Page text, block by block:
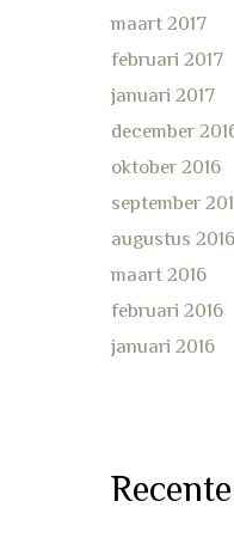
maart 2017
februari 2017
januari 2017
december
oktober 2016
september
augustus 2016
maart 2016
februari 2016
januari 2016